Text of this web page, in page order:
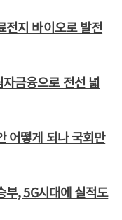
지 바이오로 발전
금융으로 전선 넓
어떻게 되나 국회만
, 5G시대에 실적도